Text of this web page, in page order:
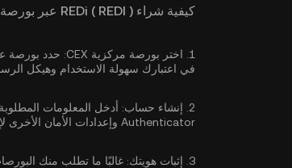
كيفية شراء REDi ( REDI ) عبر بورصة مركزية:
1. اختر بورصة مركزية CEX:
في اعتبارك سهولة الاستخدام وهيكل
2. إنشاء حساب: أدخل المعلومات
Authenticator وإعدادات الأمان
3. إثبات هويتك: غالبًا ما تطلب منك